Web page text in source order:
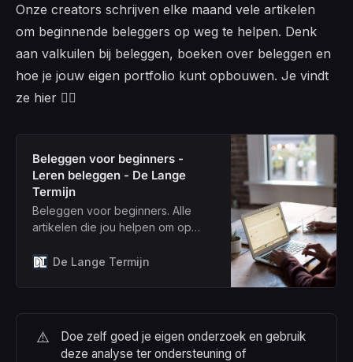
Onze creators schrijven elke maand vele artikelen
om beginnende beleggers op weg te helpen. Denk
aan valkuilen bij beleggen, boeken over beleggen en
hoe je jouw eigen portfolio kunt opbouwen. Je vindt
ze hier 👇🏻
Beleggen voor beginners -
Leren beleggen - De Lange
Termijn
Beleggen voor beginners. Alle
artikelen die jou helpen om op
met investeren.
De Lange Termijn
⚠️
Doe zelf goed je eigen onderzoek en gebruik
deze analyse ter ondersteuning of